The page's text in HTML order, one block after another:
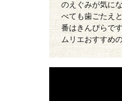
のえぐみが気に
べても歯ごたえ
番はきんぴらで
ムリエおすすめ